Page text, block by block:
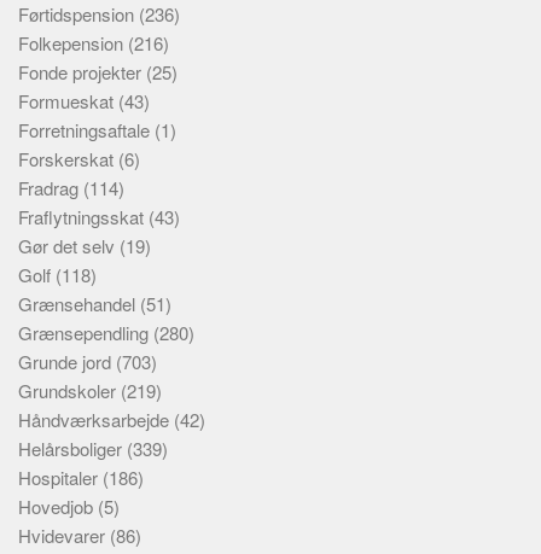
Førtidspension (236)
Folkepension (216)
Fonde projekter (25)
Formueskat (43)
Forretningsaftale (1)
Forskerskat (6)
Fradrag (114)
Fraflytningsskat (43)
Gør det selv (19)
Golf (118)
Grænsehandel (51)
Grænsependling (280)
Grunde jord (703)
Grundskoler (219)
Håndværksarbejde (42)
Helårsboliger (339)
Hospitaler (186)
Hovedjob (5)
Hvidevarer (86)